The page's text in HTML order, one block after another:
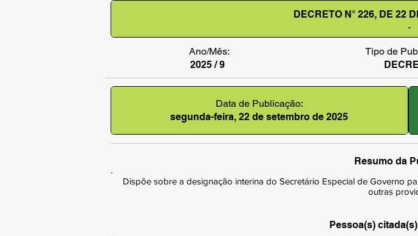
DECRETO N° 226, DE 22
-
Ano/Mês:
2025 / 9
Tipo de
Data de Publicação:
segunda-feira, 22 de setembro de 2025
Resumo da
Dispõe sobre a designação interina do Secretário Especial de Governo
outras
Pessoa(s)